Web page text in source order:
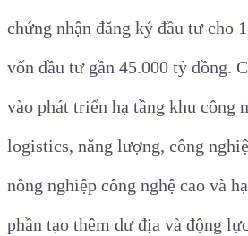
chứng nhận đăng ký đầu tư cho
vốn đầu tư gần 45.000 tỷ đồng.
vào phát triển hạ tầng khu công
logistics, năng lượng, công
nông nghiệp công nghệ cao và
phần tạo thêm dư địa và động